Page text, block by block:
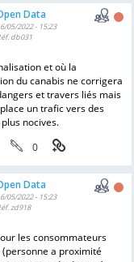
Data
05/2022 - 15:23
db031
et où la
du canabis ne corrigera
et travers liés mais
un trafic vers des
nocives.
0
Data
05/2022 - 15:23
zd918
les consommateurs
a proximité